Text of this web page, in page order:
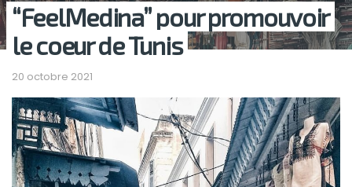
“FeelMedina” pour promouvoir
le coeur de Tunis
20 octobre 2021